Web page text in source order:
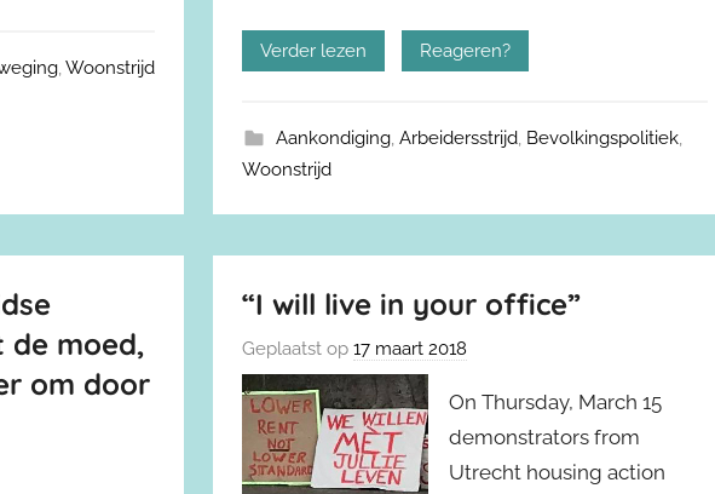
,Woonstrijd
Verder lezen Reageren?
Aankondiging, Arbeidersstrijd, Bevolkingspolitiek,
Woonstrijd
moed,
om door
“I will live in your office”
Geplaatst op17 maart 2018
On Thursday, March 15
demonstrators from
Utrecht housing action